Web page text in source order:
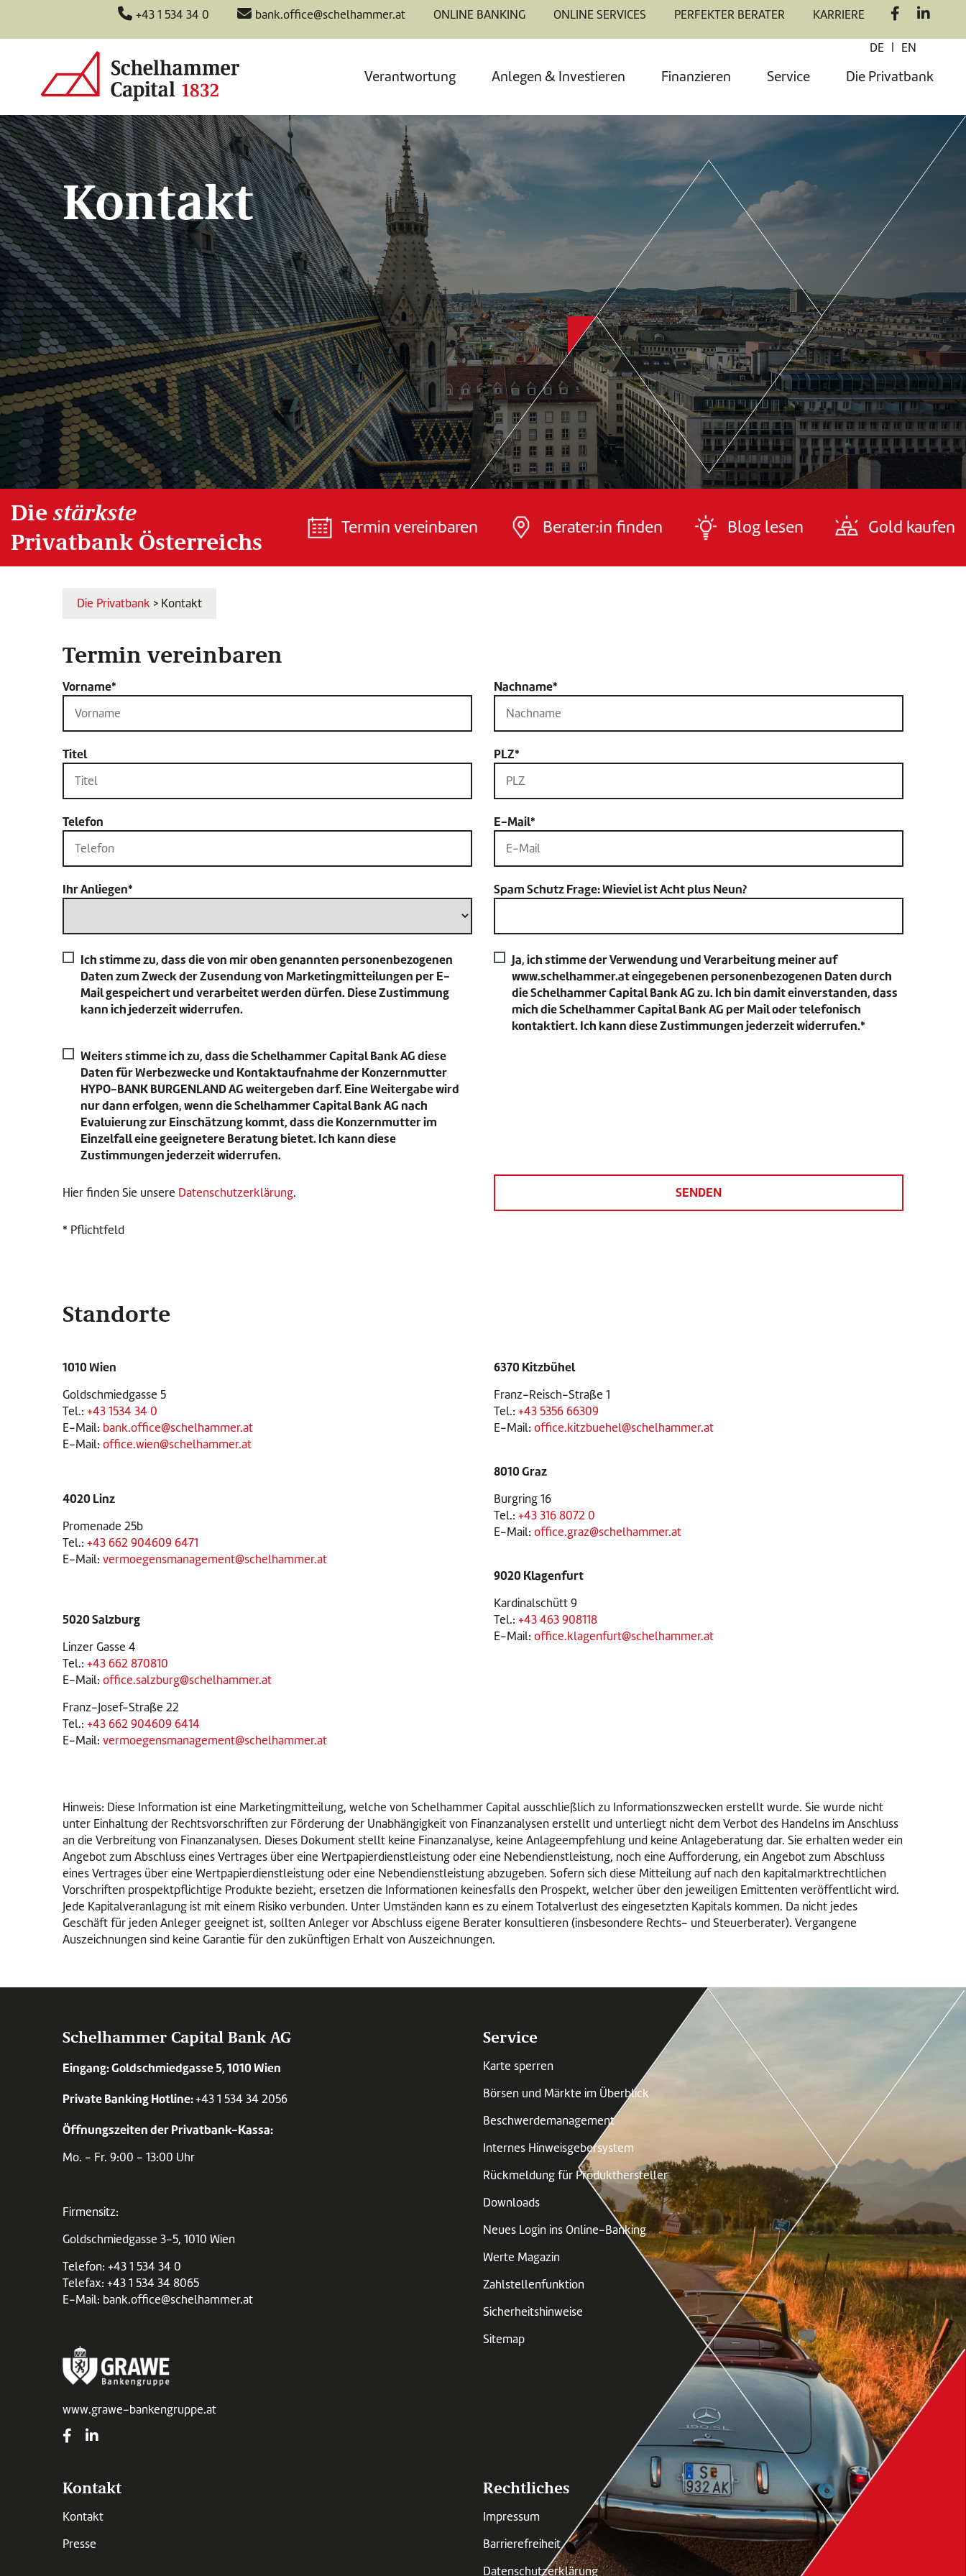
+43 1 534 34 0 bank.office@schelhammer.at ONLINE BANKING ONLINE SERVICES PERFEKTER BERATER KARRIERE
DE | EN
Verantwortung Anlegen & Investieren Finanzieren Service Die Privatbank
Kontakt
Diestärkste
Privatbank Österreichs
Termin vereinbaren Berater:in finden Blog lesen Gold kaufen
Die Privatbank > Kontakt
Termin vereinbaren
Vorname* Nachname*
Titel PLZ*
Telefon E-Mail*
Ihr Anliegen* Spam Schutz Frage: Wieviel ist Acht plus Neun?
Ich stimme zu, dass die von mir oben genannten personenbezogenen
Daten zum Zweck der Zusendung von Marketingmitteilungen per E-
Mail gespeichert und verarbeitet werden dürfen. Diese Zustimmung
kann ich jederzeit widerrufen.
Ja, ich stimme der Verwendung und Verarbeitung meiner auf
www.schelhammer.at eingegebenen personenbezogenen Daten durch
die Schelhammer Capital Bank AG zu. Ich bin damit einverstanden, dass
mich die Schelhammer Capital Bank AG per Mail oder telefonisch
kontaktiert. Ich kann diese Zustimmungen jederzeit widerrufen.*
Weiters stimme ich zu, dass die Schelhammer Capital Bank AG diese
Daten für Werbezwecke und Kontaktaufnahme der Konzernmutter
HYPO-BANK BURGENLAND AG weitergeben darf. Eine Weitergabe wird
nur dann erfolgen, wenn die Schelhammer Capital Bank AG nach
Evaluierung zur Einschätzung kommt, dass die Konzernmutter im
Einzelfall eine geeignetere Beratung bietet. Ich kann diese
Zustimmungen jederzeit widerrufen.
Hier finden Sie unsere Datenschutzerklärung.
* Pflichtfeld
Standorte
1010 Wien
Goldschmiedgasse 5
Tel.: +43 1534 34 0
E-Mail: bank.office@schelhammer.at
E-Mail: office.wien@schelhammer.at
4020 Linz
Promenade 25b
Tel.: +43 662 904609 6471
E-Mail: vermoegensmanagement@schelhammer.at
5020 Salzburg
Linzer Gasse 4
Tel.: +43 662 870810
E-Mail: office.salzburg@schelhammer.at
Franz-Josef-Straße 22
Tel.: +43 662 904609 6414
E-Mail: vermoegensmanagement@schelhammer.at
6370 Kitzbühel
Franz-Reisch-Straße 1
Tel.: +43 5356 66309
E-Mail: office.kitzbuehel@schelhammer.at
8010 Graz
Burgring 16
Tel.: +43 316 8072 0
E-Mail: office.graz@schelhammer.at
9020 Klagenfurt
Kardinalschütt 9
Tel.: +43 463 908118
E-Mail: office.klagenfurt@schelhammer.at
Hinweis: Diese Information ist eine Marketingmitteilung, welche von Schelhammer Capital ausschließlich zu Informationszwecken erstellt wurde. Sie wurde nicht
unter Einhaltung der Rechtsvorschriften zur Förderung der Unabhängigkeit von Finanzanalysen erstellt und unterliegt nicht dem Verbot des Handelns im Anschluss
an die Verbreitung von Finanzanalysen. Dieses Dokument stellt keine Finanzanalyse, keine Anlageempfehlung und keine Anlageberatung dar. Sie erhalten weder ein
Angebot zum Abschluss eines Vertrages über eine Wertpapierdienstleistung oder eine Nebendienstleistung, noch eine Aufforderung, ein Angebot zum Abschluss
eines Vertrages über eine Wertpapierdienstleistung oder eine Nebendienstleistung abzugeben. Sofern sich diese Mitteilung auf nach den kapitalmarktrechtlichen
Vorschriften prospektpflichtige Produkte bezieht, ersetzen die Informationen keinesfalls den Prospekt, welcher über den jeweiligen Emittenten veröffentlicht wird.
Jede Kapitalveranlagung ist mit einem Risiko verbunden. Unter Umständen kann es zu einem Totalverlust des eingesetzten Kapitals kommen. Da nicht jedes
Geschäft für jeden Anleger geeignet ist, sollten Anleger vor Abschluss eigene Berater konsultieren (insbesondere Rechts- und Steuerberater). Vergangene
Auszeichnungen sind keine Garantie für den zukünftigen Erhalt von Auszeichnungen.
Schelhammer Capital Bank AG
Eingang: Goldschmiedgasse 5, 1010 Wien
Private Banking Hotline:+43 1 534 34 2056
Öffnungszeiten der Privatbank-Kassa:
Mo. - Fr. 9:00 - 13:00 Uhr
Firmensitz:
Goldschmiedgasse 3-5, 1010 Wien
Telefon: +43 1 534 34 0
Telefax: +43 1 534 34 8065
E-Mail: bank.office@schelhammer.at
www.grawe-bankengruppe.at
Service
Karte sperren
Börsen und Märkte im Überblick
Beschwerdemanagement
Internes Hinweisgebersystem
Rückmeldung für Produkthersteller
Downloads
Neues Login ins Online-Banking
Werte Magazin
Zahlstellenfunktion
Sicherheitshinweise
Sitemap
Kontakt
Kontakt
Presse
Rechtliches
Impressum
Barrierefreiheit
Datenschutzerklärung